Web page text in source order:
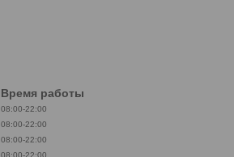
Время работы
08:00-22:00
08:00-22:00
08:00-22:00
08:00-22:00